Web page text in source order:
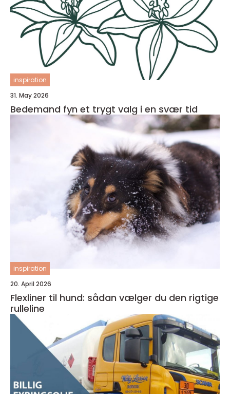
inspiration
31. May 2026
Bedemand fyn et trygt valg i en svær tid
inspiration
20. April 2026
Flexliner til hund: sådan vælger du den rigtige
rulleline